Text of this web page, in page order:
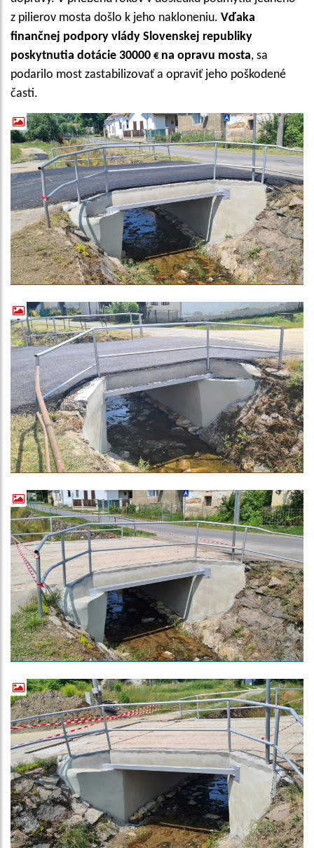
z pilierov mosta došlo k jeho nakloneniu. Vďaka
finančnej podpory vlády Slovenskej republiky
poskytnutia dotácie 30000 €na opravu mosta, sa
podarilo most zastabilizovať a opraviť jeho poškodené
časti.